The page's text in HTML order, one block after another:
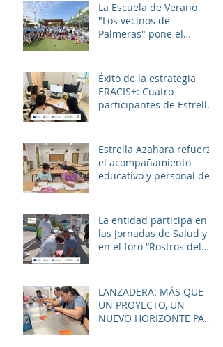
La Escuela de Verano
"Los vecinos de
Palmeras" pone el
convivencia y diversión.
Éxito de la estrategia
ERACIS+: Cuatro
participantes de Estrella
sociosanitario
Estrella Azahara refuerza
el acompañamiento
educativo y personal del
zona.
La entidad participa en
las Jornadas de Salud y
en el foro “Rostros del
para mejorar la
empleabilidad y el
bienestar de la zona.
LANZADERA: MÁS QUE
UN PROYECTO, UN
NUEVO HORIZONTE PARA